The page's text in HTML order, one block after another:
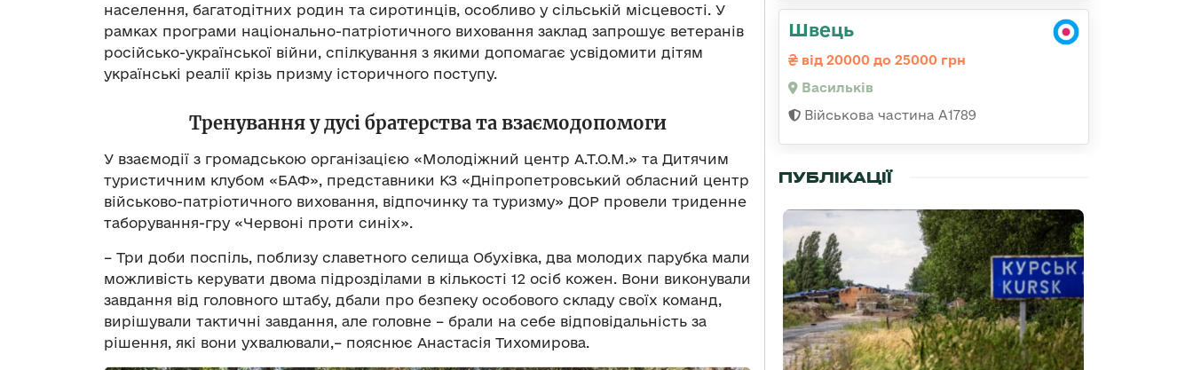
населення, багатодітних родин та сиротинців, особливо у сільській місцевості. У
рамках програми національно-патріотичного виховання заклад запрошує ветеранів
російсько-української війни, спілкування з якими допомагає усвідомити дітям
українські реалії крізь призму історичного поступу.
Тренування у дусі братерства та взаємодопомоги
У взаємодії з громадською організацією «Молодіжний центр А.Т.О.М.» та Дитячим
туристичним клубом «БАФ», представники КЗ «Дніпропетровський обласний центр
військово-патріотичного виховання, відпочинку та туризму» ДОР провели триденне
таборування-гру «Червоні проти синіх».
– Три доби поспіль, поблизу славетного селища Обухівка, два молодих парубка мали
можливість керувати двома підрозділами в кількості 12 осіб кожен. Вони виконували
завдання від головного штабу, дбали про безпеку особового складу своїх команд,
вирішували тактичні завдання, але головне – брали на себе відповідальність за
рішення, які вони ухвалювали,– пояснює Анастасія Тихомирова.
Швець
від 20000 до 25000 грн
Васильків
Військова частина А1789
ПУБЛІКАЦІЇ